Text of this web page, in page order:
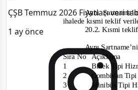
ÇŞB Temmuz 2026 Fiyatları veri
1 ay önce
Aynı
ihalede kısmi teklif
20.2. Kısmi
Aynı
Sıra No
Açıklama
1
2
3
Binek Tipi
Combivan
Minibüs Tipi